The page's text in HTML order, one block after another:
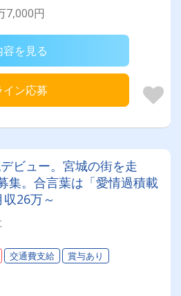
7,000円
を見る
イン応募
ビュー。宮城の街を走
集。合言葉は「愛情過積載
26万～
交通費支給 賞与あり